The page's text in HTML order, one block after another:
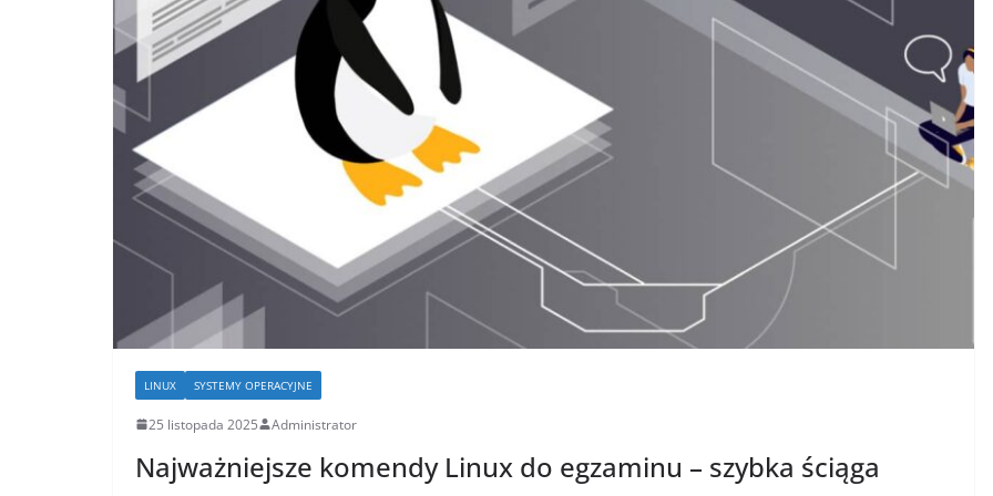
LINUX SYSTEMY OPERACYJNE
25 listopada 2025 Administrator
Najważniejsze komendy Linux do egzaminu – szybka ściąga